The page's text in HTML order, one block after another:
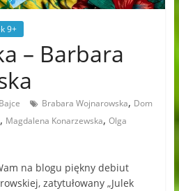
9+
– Barbara
Brabara Wojnarowska, Dom
, Magdalena Konarzewska, Olga
na blogu piękny debiut
zatytułowany „Julek